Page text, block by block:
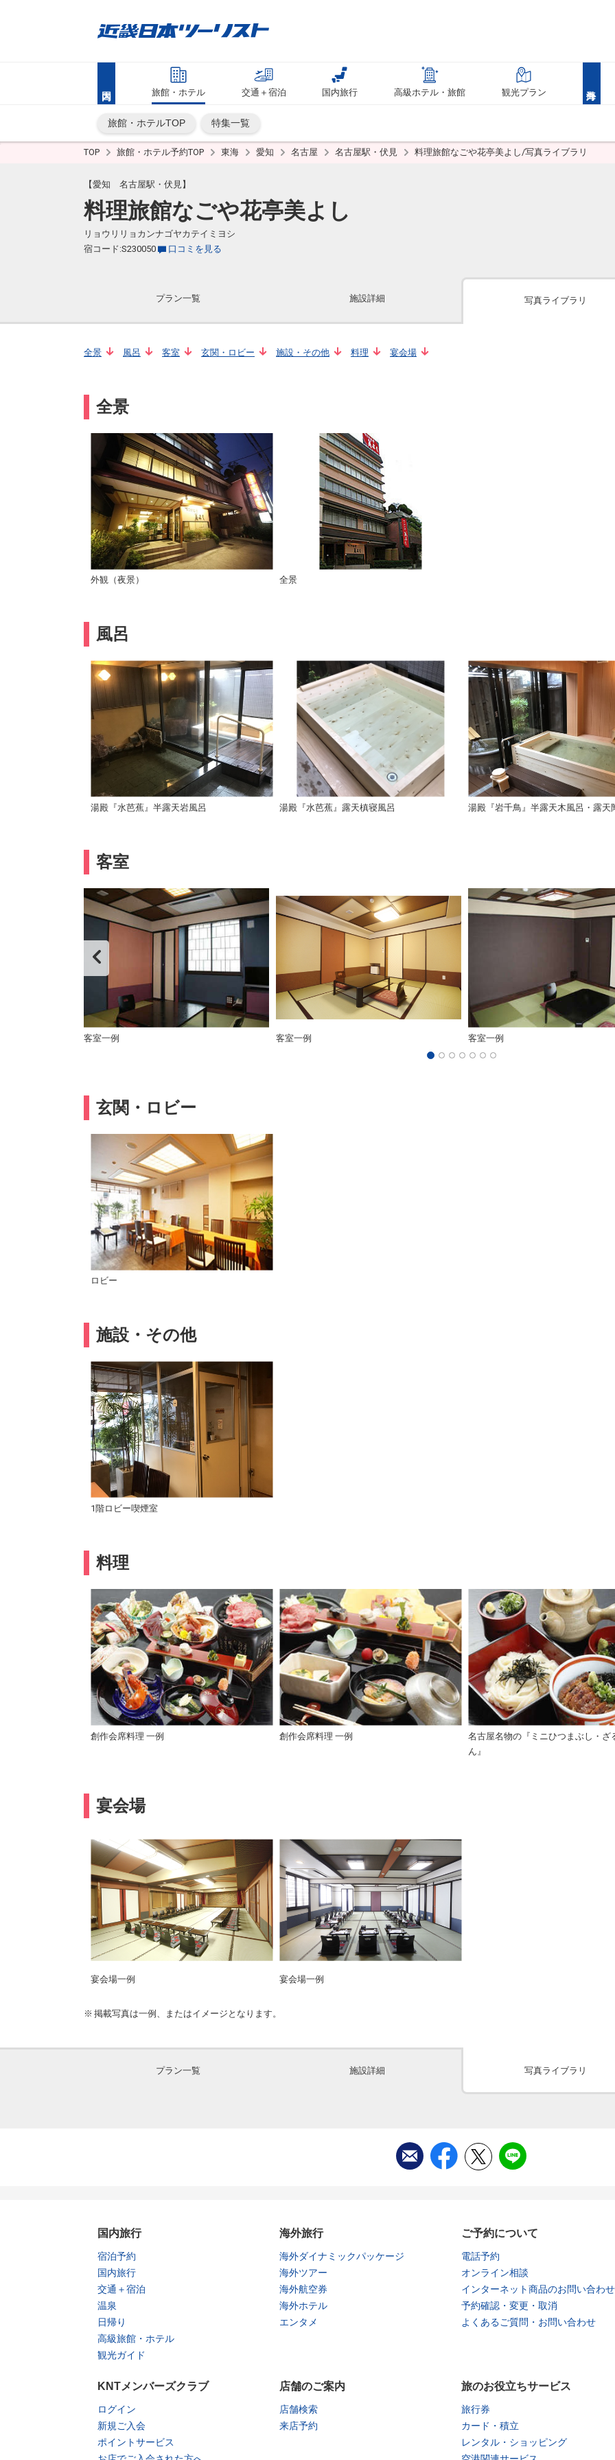
旅館・ホテル 交通＋宿泊 国内旅行 高級ホテル・旅館 観光プラン
旅館・ホテルTOP 特集一覧
TOP 旅館・ホテル予約TOP 東海 愛知 名古屋 名古屋駅・伏見 料理旅館なごや花亭美よし/写真ライブラリ
【愛知 名古屋駅・伏見】
料理旅館なごや花亭美よし
リョウリリョカンナゴヤカテイミヨシ
宿コード:S230050
口コミを見る
プラン一覧 施設詳細 写真ライブラリ
全景 風呂 客室 玄関・ロビー 施設・その他 料理 宴会場
全景
外観（夜景） 全景
風呂
湯殿『水芭蕉』半露天岩風呂 湯殿『水芭蕉』露天槙寝風呂 湯殿『岩千鳥』半露天木風呂・露天
客室
客室一例 客室一例 客室一例
玄関・ロビー
ロビー
施設・その他
1階ロビー喫煙室
料理
創作会席料理 一例 創作会席料理 一例
名古屋名物の『ミニひつまぶし・ざ
ん』
宴会場
宴会場一例 宴会場一例
掲載写真は一例、またはイメージとなります。
プラン一覧 施設詳細 写真ライブラリ
国内旅行
宿泊予約
国内旅行
交通＋宿泊
温泉
日帰り
高級旅館・ホテル
観光ガイド
海外旅行
海外ダイナミックパッケージ
海外ツアー
海外航空券
海外ホテル
エンタメ
ご予約について
電話予約
オンライン相談
インターネット商品のお問い合わせ
予約確認・変更・取消
よくあるご質問・お問い合わせ
KNTメンバーズクラブ
ログイン
新規ご入会
ポイントサービス
店舗のご案内
店舗検索
来店予約
旅のお役立ちサービス
旅行券
カード・積立
レンタル・ショッピング